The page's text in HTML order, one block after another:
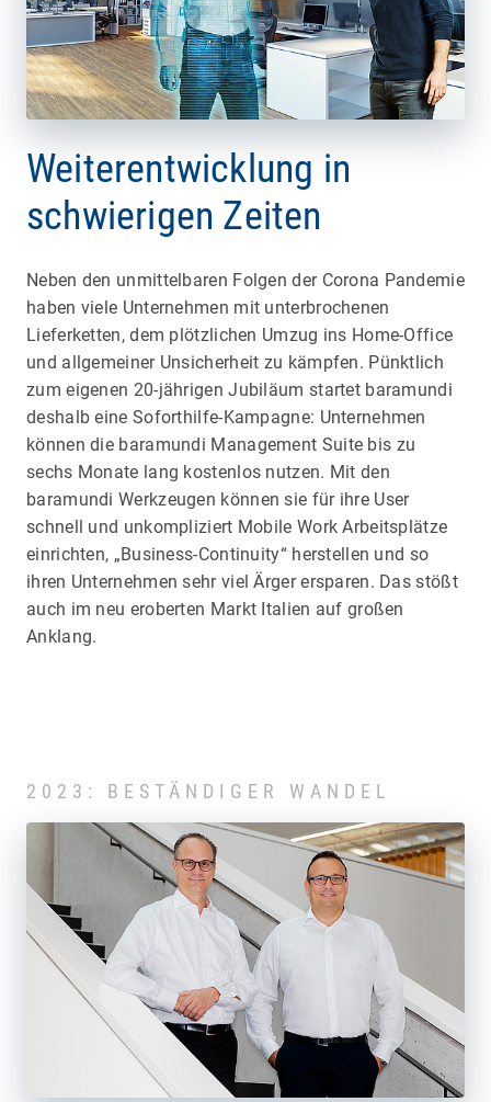
Weiterentwicklung in
schwierigen Zeiten
Neben den unmittelbaren Folgen der Corona Pandemie
haben viele Unternehmen mit unterbrochenen
Lieferketten, dem plötzlichen Umzug ins Home-Office
und allgemeiner Unsicherheit zu kämpfen. Pünktlich
zum eigenen 20-jährigen Jubiläum startet baramundi
deshalb eine Soforthilfe-Kampagne: Unternehmen
können die baramundi Management Suite bis zu
sechs Monate lang kostenlos nutzen. Mit den
baramundi Werkzeugen können sie für ihre User
schnell und unkompliziert Mobile Work Arbeitsplätze
einrichten, „Business-Continuity“ herstellen und so
ihren Unternehmen sehr viel Ärger ersparen. Das stößt
auch im neu eroberten Markt Italien auf großen
Anklang.
2023: BESTÄNDIGER WANDEL